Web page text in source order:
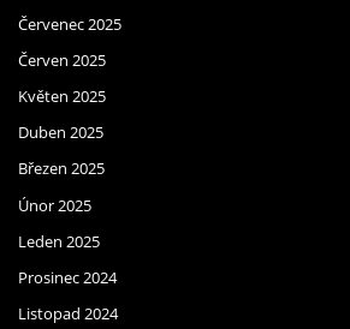
Červenec 2025
Červen 2025
Květen 2025
Duben 2025
Březen 2025
Únor 2025
Leden 2025
Prosinec 2024
Listopad 2024